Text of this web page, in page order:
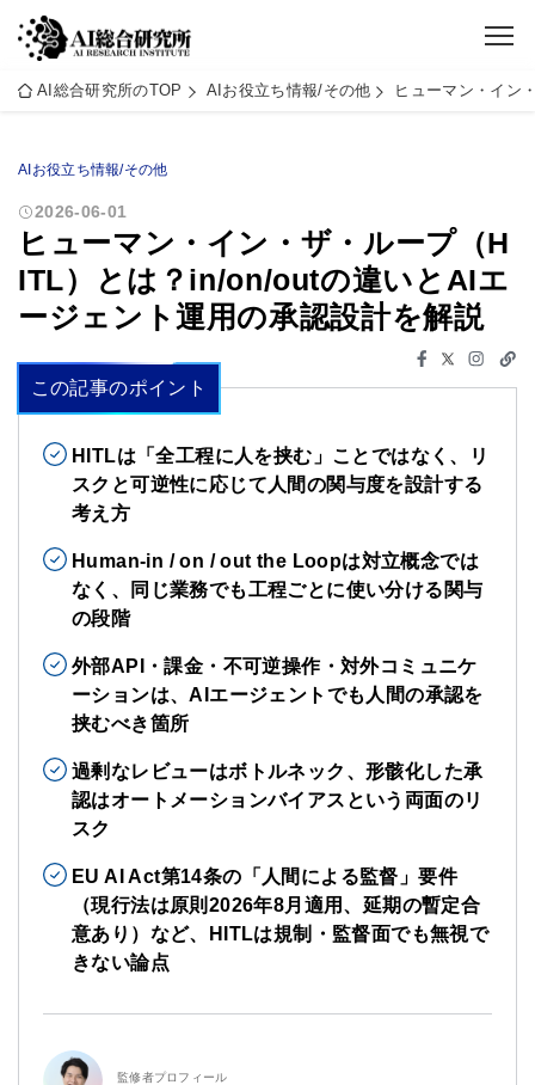
AI総合研究所のTOP AIお役立ち情報/その他 ヒューマン・イン
AIお役立ち情報/その他
2026-06-01
ヒューマン・イン・ザ・ループ（H
ITL）とは？in/on/outの違いとAIエ
ージェント運用の承認設計を解説
この記事のポイント
HITLは「全工程に人を挟む」ことではなく、リ
スクと可逆性に応じて人間の関与度を設計する
考え方
Human-in / on / out the Loopは対立概念では
なく、同じ業務でも工程ごとに使い分ける関与
の段階
外部API・課金・不可逆操作・対外コミュニケ
ーションは、AIエージェントでも人間の承認を
挟むべき箇所
過剰なレビューはボトルネック、形骸化した承
認はオートメーションバイアスという両面のリ
スク
EU AI Act第14条の「人間による監督」要件
（現行法は原則2026年8月適用、延期の暫定合
意あり）など、HITLは規制・監督面でも無視で
きない論点
監修者プロフィール